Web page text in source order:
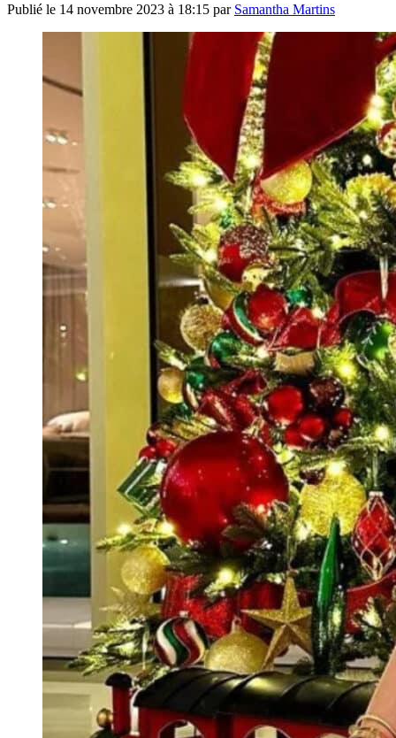
Publié le 14 novembre 2023 à 18:15 par Samantha Martins